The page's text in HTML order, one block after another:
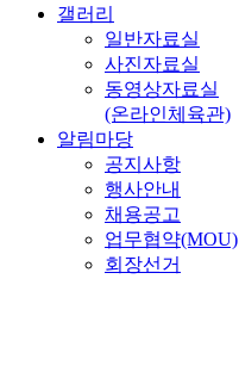
갤러리
일반자료실
사진자료실
동영상자료실
(온라인체육관)
알림마당
공지사항
행사안내
채용공고
업무협약(MOU)
회장선거